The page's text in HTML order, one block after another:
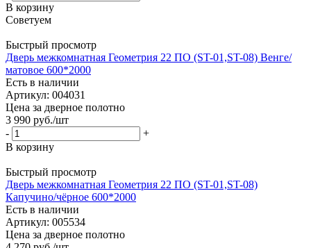
В корзину
Советуем
Быстрый просмотр
Дверь межкомнатная Геометрия 22 ПО (ST-01,ST-08) Венге/
матовое 600*2000
Есть в наличии
Артикул: 004031
Цена за дверное полотно
3 990 руб./шт
-
+
В корзину
Быстрый просмотр
Дверь межкомнатная Геометрия 22 ПО (ST-01,ST-08)
Капучино/чёрное 600*2000
Есть в наличии
Артикул: 005534
Цена за дверное полотно